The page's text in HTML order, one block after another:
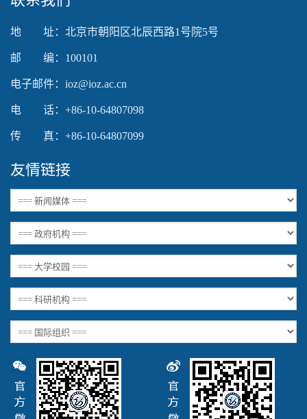
地 址：北京市朝阳区北辰西路1号院5号
邮 编：100101
电子邮件：ioz@ioz.ac.cn
电 话：+86-10-64807098
传 真：+86-10-64807099
友情链接